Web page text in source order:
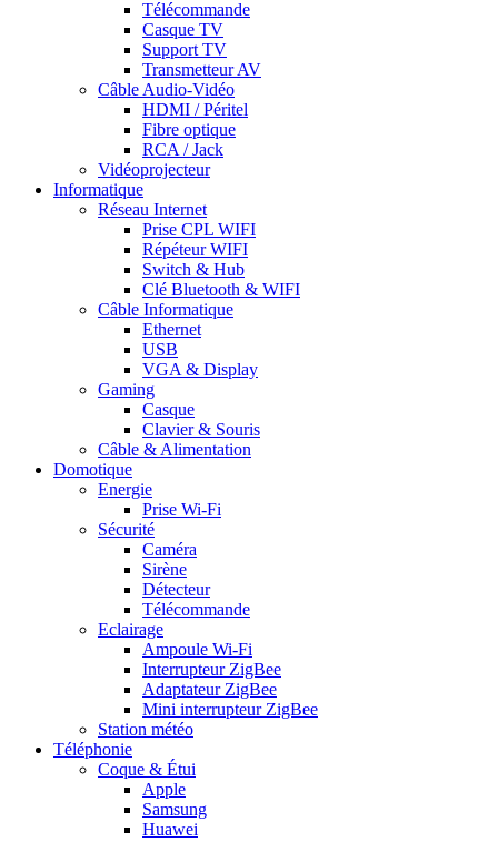
Télécommande
Casque TV
Support TV
Transmetteur AV
Câble Audio-Vidéo
HDMI / Péritel
Fibre optique
RCA / Jack
Vidéoprojecteur
Informatique
Réseau Internet
Prise CPL WIFI
Répéteur WIFI
Switch & Hub
Clé Bluetooth & WIFI
Câble Informatique
Ethernet
USB
VGA & Display
Gaming
Casque
Clavier & Souris
Câble & Alimentation
Domotique
Energie
Prise Wi-Fi
Sécurité
Caméra
Sirène
Détecteur
Télécommande
Eclairage
Ampoule Wi-Fi
Interrupteur ZigBee
Adaptateur ZigBee
Mini interrupteur ZigBee
Station météo
Téléphonie
Coque & Étui
Apple
Samsung
Huawei